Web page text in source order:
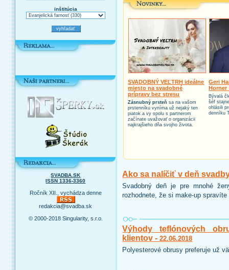
inštitúcia
SVADBA.SK
ISSN 1336-3360
Ročník XII., vychádza denne
redakcia@svadba.sk
© 2000-2018 Singularity, s.r.o.
SVADOBNÝ VEĽTRH ideálne
miesto na svadobné
prípravy bez stresu
Zásnubný prsteň sa na vašom
prstenníku vyníma už nejaký ten
piatok a vy spolu s partnerom
začínate uvažovať o organizácii
najkrajšieho dňa svojho života.
Geri
Horner
Bývalá
šéf
ohlásili
denníku
Ako sa nalíčiť v deň
Svadobný deň je pre mnohé
rozhodnete, že si make-up
Výhody teflónových
klientov -22.06.2018
Polyesterové obrusy preferuje už